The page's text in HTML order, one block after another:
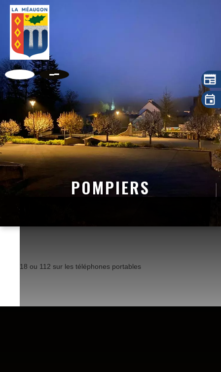
POMPIERS
18 ou 112 sur les téléphones portables